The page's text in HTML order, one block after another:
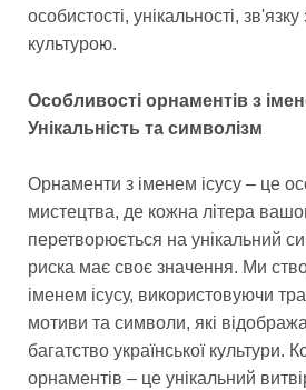
особистості, унікальності,
культурою.
Особливості орнаментів з
Унікальність та символізм
Орнаменти з іменем ісусу – це
мистецтва, де кожна літера
перетворюється на унікальний
риска має своє значення. Ми
іменем ісусу, використовуючи
мотиви та символи, які
багатство української культури.
орнаментів – це унікальний